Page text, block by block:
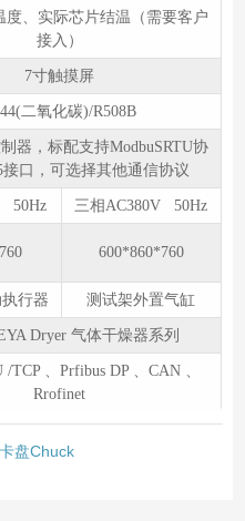
度、实际芯片结温（需要客户
接入）
7寸触摸屏
二氧化碳)/R508B
器，标配支持ModbuSRTU协
接口，可选择其他通信协议
50Hz 三相AC380V 50Hz
600*860*760
行器 测试架外置气缸
Dryer 气体干燥器系列
/TCP 、Prfibus DP 、CAN 、
Rrofinet
盘Chuck